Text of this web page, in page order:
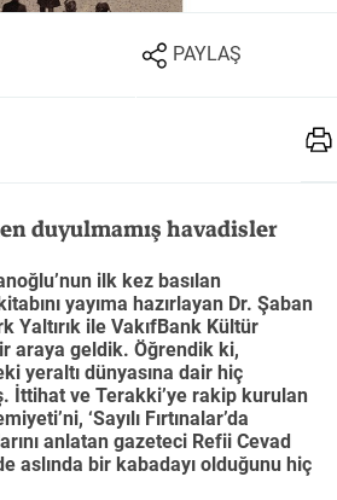
Bilim
PAYLAŞ
duyulmamış havadisler
ilk kez basılan
yayıma hazırlayan Dr. Şaban
Yaltırık ile VakıfBank Kültür
araya geldik. Öğrendik ki,
yeraltı dünyasına dair hiç
İttihat ve Terakki’ye rakip kurulan
‘Sayılı Fırtınalar’da
anlatan gazeteci Refii Cevad
aslında bir kabadayı olduğunu hiç